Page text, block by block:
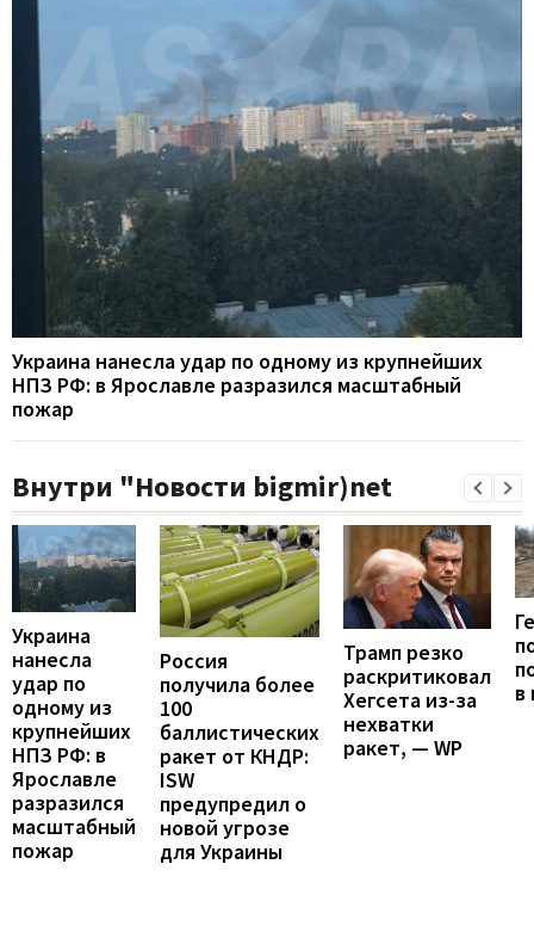
Украина нанесла удар по одному из крупнейших
НПЗ РФ: в Ярославле разразился масштабный
пожар
Внутри "Новости bigmir)net
Украина
нанесла
удар по
одному из
крупнейших
НПЗ РФ: в
Ярославле
разразился
масштабный
пожар
Россия
получила более
100
баллистических
ракет от КНДР:
ISW
предупредил о
новой угрозе
для Украины
Трамп резко
раскритиковал
Хегсета из-за
нехватки
ракет, — WP
в